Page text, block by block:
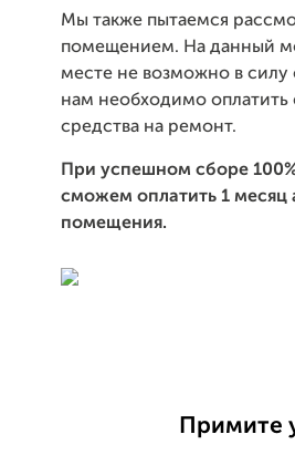
Мы также пытаемся
помещением. На данный
месте не возможно в силу
нам необходимо
средства на ремонт.
При успешном сборе
сможем оплатить 1
помещения.
Примите